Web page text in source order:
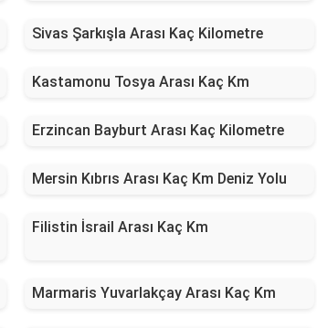
Sivas Şarkışla Arası Kaç Kilometre
Kastamonu Tosya Arası Kaç Km
Erzincan Bayburt Arası Kaç Kilometre
Mersin Kıbrıs Arası Kaç Km Deniz Yolu
Filistin İsrail Arası Kaç Km
Marmaris Yuvarlakçay Arası Kaç Km